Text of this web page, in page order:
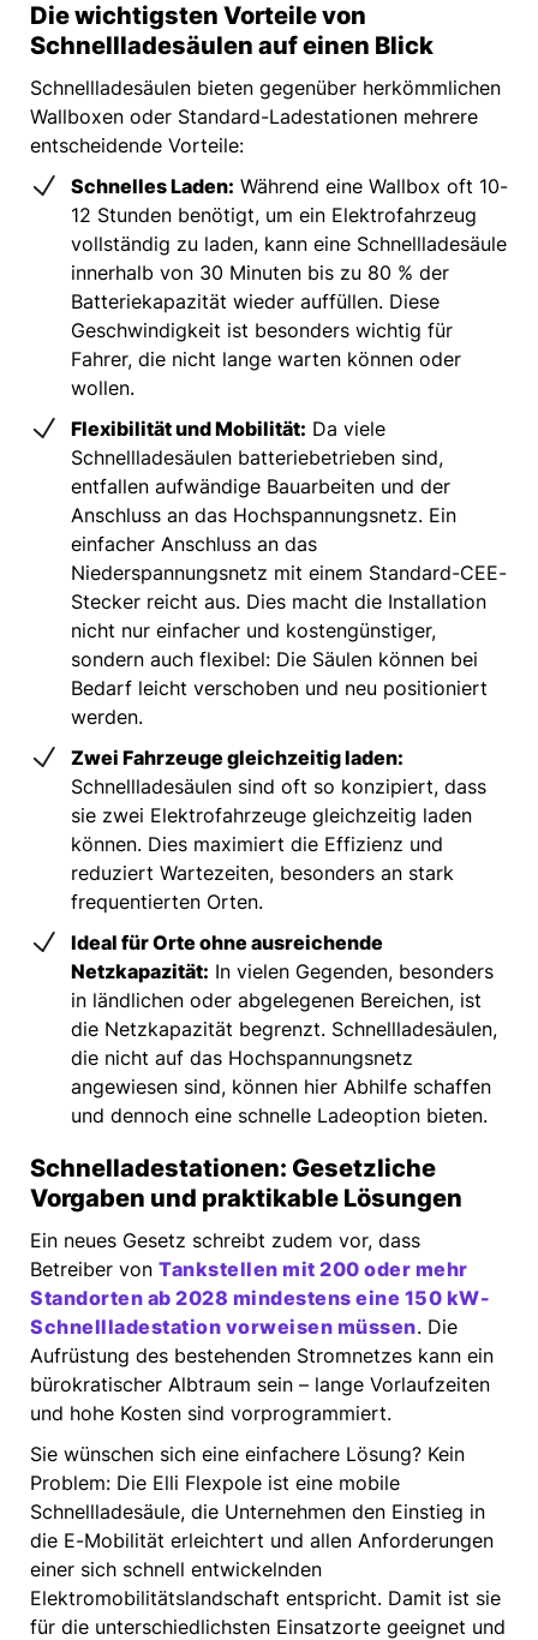
Die wichtigsten Vorteile von
Schnellladesäulen auf einen Blick
Schnellladesäulen bieten gegenüber herkömmlichen
Wallboxen oder Standard-Ladestationen mehrere
entscheidende Vorteile:
Schnelles Laden: Während eine Wallbox oft 10-
12 Stunden benötigt, um ein Elektrofahrzeug
vollständig zu laden, kann eine Schnellladesäule
innerhalb von 30 Minuten bis zu 80 % der
Batteriekapazität wieder auffüllen. Diese
Geschwindigkeit ist besonders wichtig für
Fahrer, die nicht lange warten können oder
wollen.
Flexibilität und Mobilität: Da viele
Schnellladesäulen batteriebetrieben sind,
entfallen aufwändige Bauarbeiten und der
Anschluss an das Hochspannungsnetz. Ein
einfacher Anschluss an das
Niederspannungsnetz mit einem Standard-CEE-
Stecker reicht aus. Dies macht die Installation
nicht nur einfacher und kostengünstiger,
sondern auch flexibel: Die Säulen können bei
Bedarf leicht verschoben und neu positioniert
werden.
Zwei Fahrzeuge gleichzeitig laden:
Schnellladesäulen sind oft so konzipiert, dass
sie zwei Elektrofahrzeuge gleichzeitig laden
können. Dies maximiert die Effizienz und
reduziert Wartezeiten, besonders an stark
frequentierten Orten.
Ideal für Orte ohne ausreichende
Netzkapazität: In vielen Gegenden, besonders
in ländlichen oder abgelegenen Bereichen, ist
die Netzkapazität begrenzt. Schnellladesäulen,
die nicht auf das Hochspannungsnetz
angewiesen sind, können hier Abhilfe schaffen
und dennoch eine schnelle Ladeoption bieten.
Schnelladestationen: Gesetzliche
Vorgaben und praktikable Lösungen
Ein neues Gesetz schreibt zudem vor, dass
Betreiber von Tankstellen mit 200 oder mehr
Standorten ab 2028 mindestens eine 150 kW-
Schnellladestation vorweisen müssen. Die
Aufrüstung des bestehenden Stromnetzes kann ein
bürokratischer Albtraum sein – lange Vorlaufzeiten
und hohe Kosten sind vorprogrammiert.
Sie wünschen sich eine einfachere Lösung? Kein
Problem: Die Elli Flexpole ist eine mobile
Schnellladesäule, die Unternehmen den Einstieg in
die E-Mobilität erleichtert und allen Anforderungen
einer sich schnell entwickelnden
Elektromobilitätslandschaft entspricht. Damit ist sie
für die unterschiedlichsten Einsatzorte geeignet und